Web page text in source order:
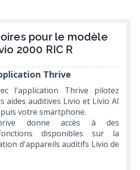
pour le modèle
2000 RIC R
Thrive
l'application Thrive pilotez
aides auditives Livio et Livio AI
votre smartphone.
donne accès à des
disponibles sur la
d'appareils auditifs Livio de